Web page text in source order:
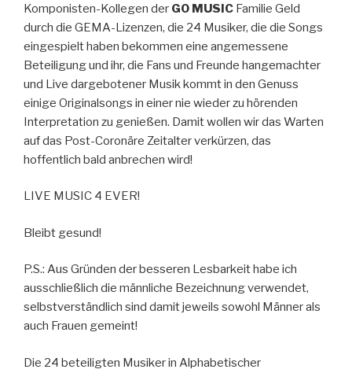
Komponisten-Kollegen der GO MUSIC Familie Geld
durch die GEMA-Lizenzen, die 24 Musiker, die die Songs
eingespielt haben bekommen eine angemessene
Beteiligung und ihr, die Fans und Freunde hangemachter
und Live dargebotener Musik kommt in den Genuss
einige Originalsongs in einer nie wieder zu hörenden
Interpretation zu genießen. Damit wollen wir das Warten
auf das Post-Coronäre Zeitalter verkürzen, das
hoffentlich bald anbrechen wird!
LIVE MUSIC 4 EVER!
Bleibt gesund!
P.S.: Aus Gründen der besseren Lesbarkeit habe ich
ausschließlich die männliche Bezeichnung verwendet,
selbstverständlich sind damit jeweils sowohl Männer als
auch Frauen gemeint!
Die 24 beteiligten Musiker in Alphabetischer